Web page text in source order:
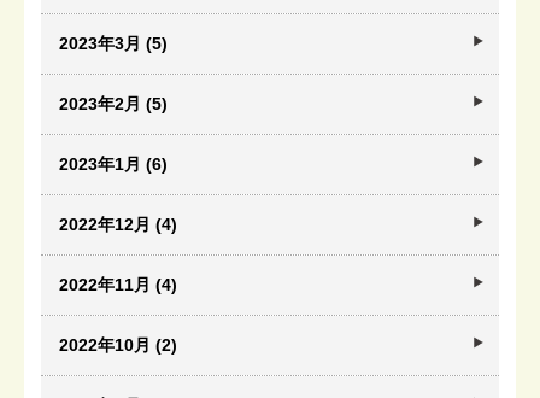
2023年3月 (5)
2023年2月 (5)
2023年1月 (6)
2022年12月 (4)
2022年11月 (4)
2022年10月 (2)